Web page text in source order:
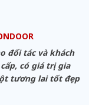
đối tác và khách
có giá trị gia
tương lai tốt đẹp